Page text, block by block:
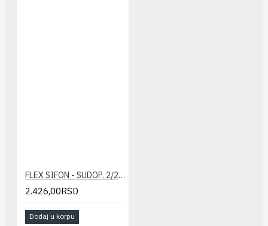
FLEX SIFON - SUDOP. 2/2+ PRELIV (fi 90/114)
2.426,00RSD
Dodaj u korpu